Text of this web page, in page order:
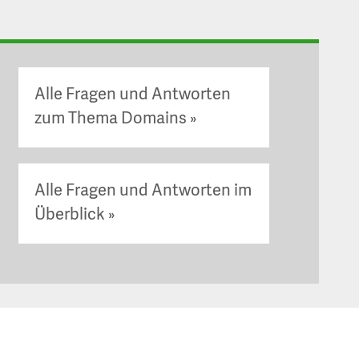
Alle Fragen und Antworten
zum Thema Domains
Alle Fragen und Antworten im
Überblick